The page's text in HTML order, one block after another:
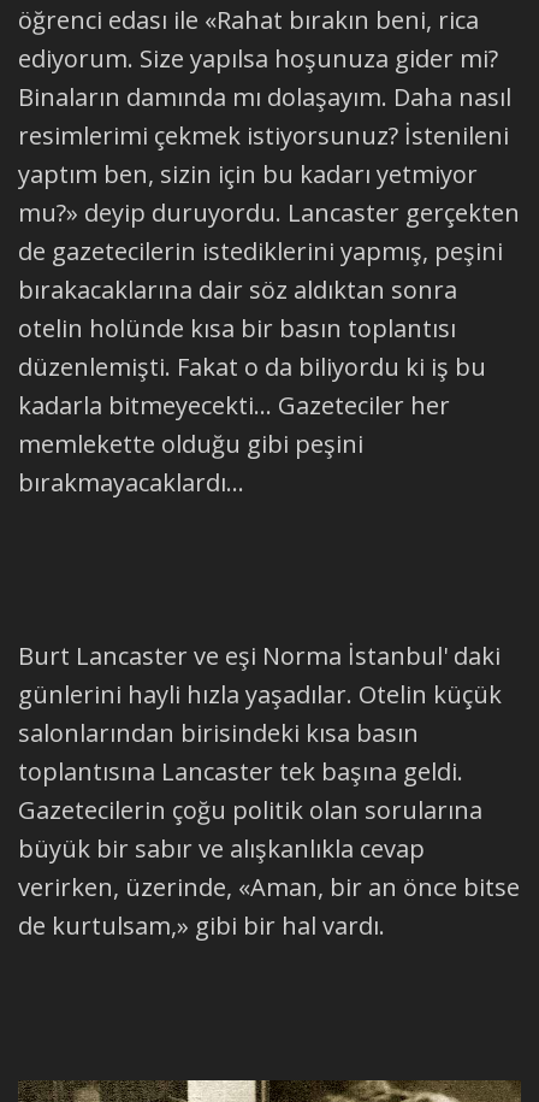
öğrenci edası ile «Rahat bırakın beni, rica
ediyorum. Size yapılsa hoşunuza gider mi?
Binaların damında mı dolaşayım. Daha nasıl
resimlerimi çekmek istiyorsunuz? İstenileni
yaptım ben, sizin için bu kadarı yetmiyor
mu?» deyip duruyordu. Lancaster gerçekten
de gazetecilerin istediklerini yapmış, peşini
bırakacaklarına dair söz aldıktan sonra
otelin holünde kısa bir basın toplantısı
düzenlemişti. Fakat o da biliyordu ki iş bu
kadarla bitmeyecekti... Gazeteciler her
memlekette olduğu gibi peşini
bırakmayacaklardı...
Burt Lancaster ve eşi Norma İstanbul' daki
günlerini hayli hızla yaşadılar. Otelin küçük
salonlarından birisindeki kısa basın
toplantısına Lancaster tek başına geldi.
Gazetecilerin çoğu politik olan sorularına
büyük bir sabır ve alışkanlıkla cevap
verirken, üzerinde, «Aman, bir an önce bitse
de kurtulsam,» gibi bir hal vardı.